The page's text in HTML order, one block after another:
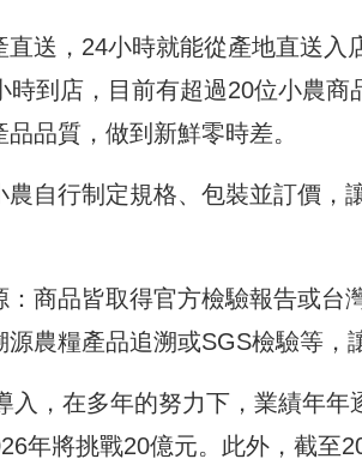
送，24小時就能從產地直送入
時到店，目前有超過20位小農
品質，做到新鮮零時差。
自行制定規格、包裝並訂價，
商品皆取得官方檢驗報告或台
農糧產品追溯或SGS檢驗等，
入，在多年的努力下，業績年
年將挑戰20億元。此外，截至